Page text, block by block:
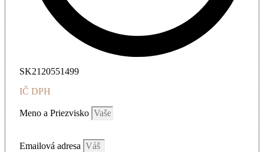
SK2120551499
IČ DPH
Meno a Priezvisko
Emailová adresa